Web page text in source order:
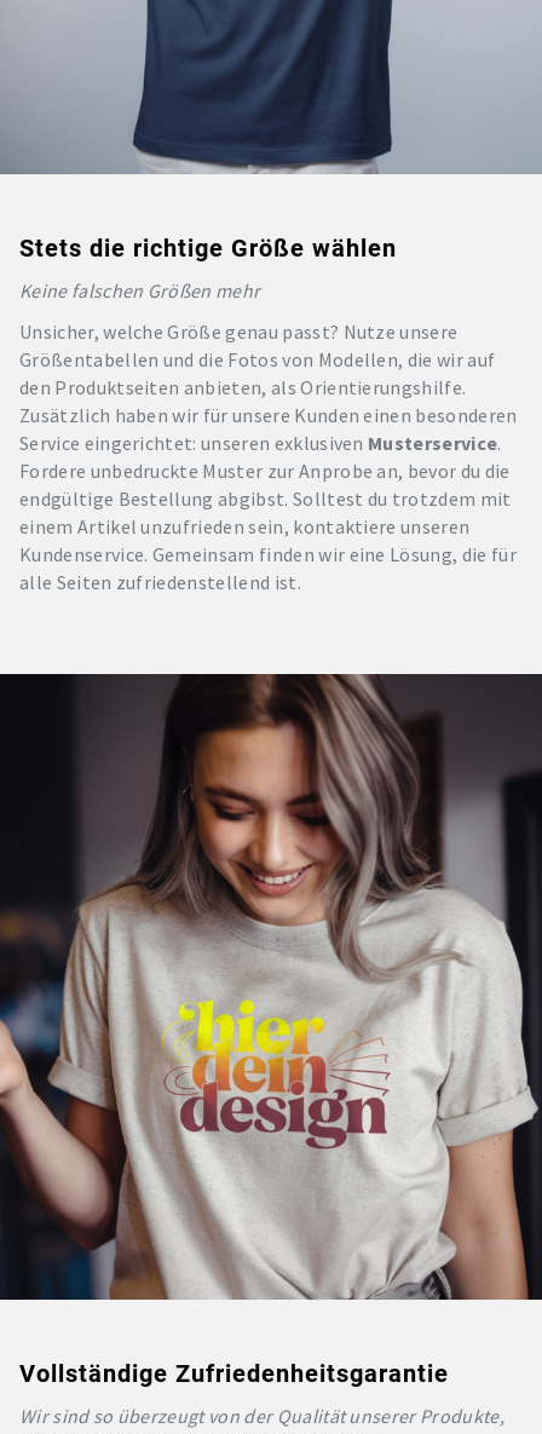
Stets die richtige Größe wählen
Keine falschen Größen mehr
Unsicher, welche Größe genau passt? Nutze unsere
Größentabellen und die Fotos von Modellen, die wir auf
den Produktseiten anbieten, als Orientierungshilfe.
Zusätzlich haben wir für unsere Kunden einen besonderen
Service eingerichtet: unseren exklusiven Musterservice.
Fordere unbedruckte Muster zur Anprobe an, bevor du die
endgültige Bestellung abgibst. Solltest du trotzdem mit
einem Artikel unzufrieden sein, kontaktiere unseren
Kundenservice. Gemeinsam finden wir eine Lösung, die für
alle Seiten zufriedenstellend ist.
Vollständige Zufriedenheitsgarantie
Wir sind so überzeugt von der Qualität unserer Produkte,